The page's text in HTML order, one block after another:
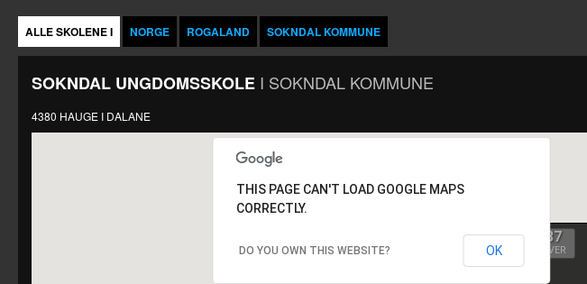
ALLE SKOLENE I NORGE ROGALAND SOKNDAL KOMMUNE
SOKNDAL UNGDOMSSKOLE I SOKNDAL KOMMUNE
4380 HAUGE I DALANE
137
ELEVER
UNGDOMSSKOLE
THIS PAGE CAN'T LOAD GOOGLE MAPS
CORRECTLY.
DO YOU OWN THIS WEBSITE? OK